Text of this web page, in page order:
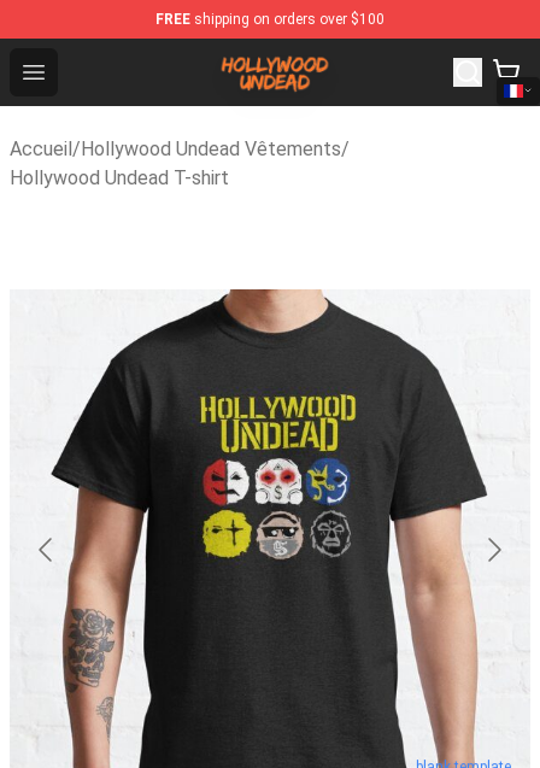
FREE shipping on orders over $100
Open menu
Hollywood Undead Shop - Official Hollywood Undead
Accueil/Hollywood Undead Vêtements/
Hollywood Undead T-shirt